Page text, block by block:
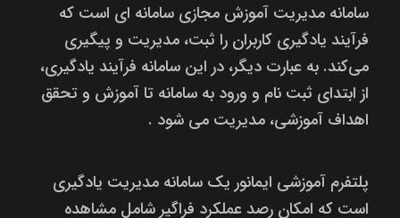
سامانه مدیریت آموزش مجازی سامانه ای است که
فرآیند یادگیری کاربران را ثبت، مدیریت و پیگیری
می‌کند. به عبارت دیگر، در این سامانه فرآیند یادگیری،
از ابتدای ثبت نام و ورود به سامانه تا آموزش و تحقق
اهداف آموزشی، مدیریت می شود .
پلتفرم آموزشی ایمانور یک سامانه مدیریت یادگیری
است که امکان رصد عملکرد فراگیر شامل مشاهده